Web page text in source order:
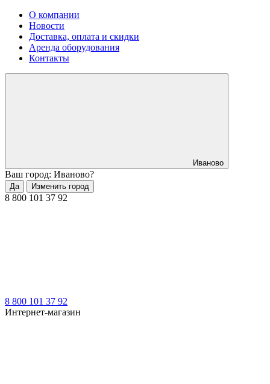
О компании
Новости
Доставка, оплата и скидки
Аренда оборудования
Контакты
Иваново
Ваш город: Иваново?
Да Изменить город
8 800 101 37 92
8 800 101 37 92
Интернет-магазин